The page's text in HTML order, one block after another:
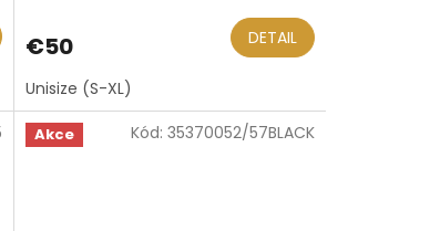
€50 DETAIL
Unisize (S-XL)
Akce Kód: 35370052/57BLACK